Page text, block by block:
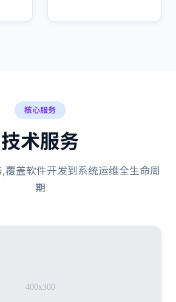
核心服务
技术服务
覆盖软件开发到系统运维全生命周
期